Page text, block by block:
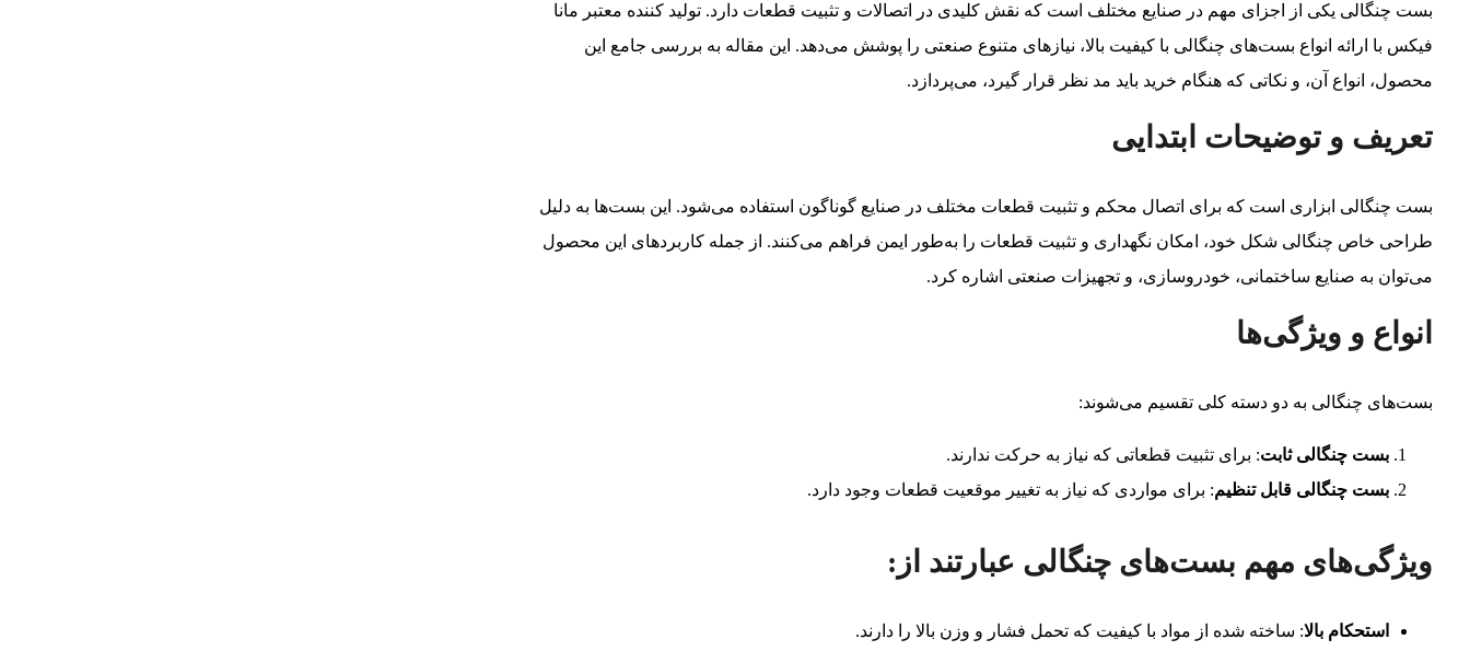
بست چنگالی یکی از اجزای مهم در صنایع مختلف است که نقش کلیدی در اتصالات و تثبیت قطعات دارد. تولید کننده معتبر مانا
فیکس با ارائه انواع بست‌های چنگالی با کیفیت بالا، نیازهای متنوع صنعتی را پوشش می‌دهد. این مقاله به بررسی جامع این
محصول، انواع آن، و نکاتی که هنگام خرید باید مد نظر قرار گیرد، می‌پردازد.
تعریف و توضیحات ابتدایی
بست چنگالی ابزاری است که برای اتصال محکم و تثبیت قطعات مختلف در صنایع گوناگون استفاده می‌شود. این بست‌ها به دلیل
طراحی خاص چنگالی شکل خود، امکان نگهداری و تثبیت قطعات را به‌طور ایمن فراهم می‌کنند. از جمله کاربردهای این محصول
می‌توان به صنایع ساختمانی، خودروسازی، و تجهیزات صنعتی اشاره کرد.
انواع و ویژگی‌ها
بست‌های چنگالی به دو دسته کلی تقسیم می‌شوند:
بست چنگالی ثابت: برای تثبیت قطعاتی که نیاز به حرکت ندارند.
بست چنگالی قابل تنظیم: برای مواردی که نیاز به تغییر موقعیت قطعات وجود دارد.
ویژگی‌های مهم بست‌های چنگالی عبارتند از:
استحکام بالا: ساخته شده از مواد با کیفیت که تحمل فشار و وزن بالا را دارند.